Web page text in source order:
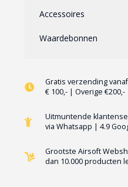
Accessoires
Waardebonnen
Gratis verzending vanaf
€ 100,- | Overige €200,-
Uitmuntende
via Whatsapp | 4.9
Grootste Airsoft
dan 10.000 producten